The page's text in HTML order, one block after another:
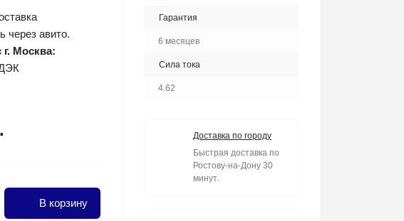
через авито.
г. Москва:
В корзину
Гарантия
6 месяцев
Сила тока
4.62
Доставка по городу
Быстрая доставка по
Ростову-на-Дону 30
минут.